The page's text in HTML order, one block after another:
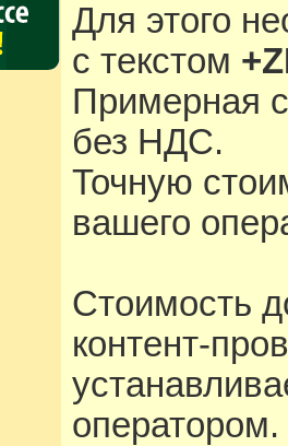
Для этого
с текстом
Примерная
без НДС.
Точную
вашего
Стоимость
контент-
оператором.